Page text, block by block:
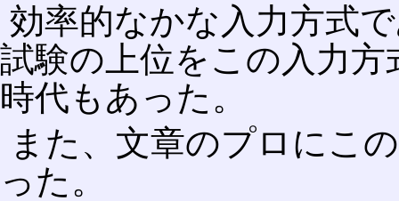
効率的なかな入力方式
試験の上位をこの入力
時代もあった。
また、文章のプロにこ
った。